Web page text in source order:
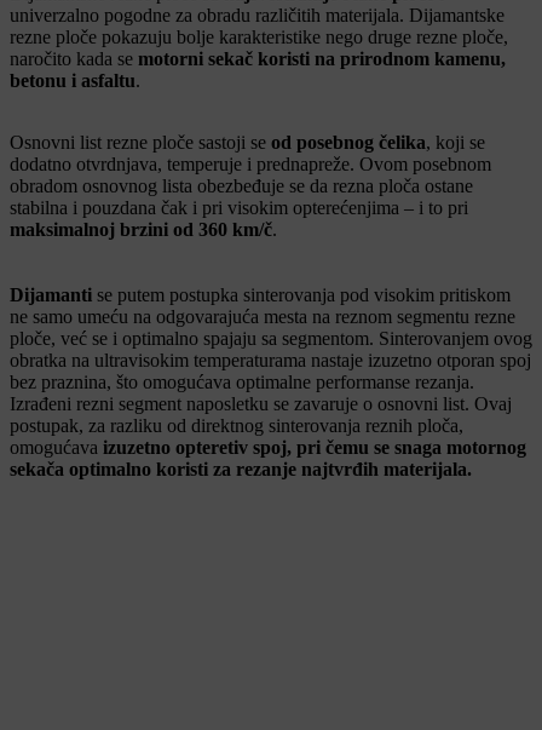
univerzalno pogodne za obradu različitih materijala. Dijamantske
rezne ploče pokazuju bolje karakteristike nego druge rezne ploče,
naročito kada se motorni sekač koristi na prirodnom kamenu,
betonu i asfaltu.
Osnovni list rezne ploče sastoji se od posebnog čelika, koji se
dodatno otvrdnjava, temperuje i prednapreže. Ovom posebnom
obradom osnovnog lista obezbeđuje se da rezna ploča ostane
stabilna i pouzdana čak i pri visokim opterećenjima – i to pri
maksimalnoj brzini od 360 km/č.
Dijamanti se putem postupka sinterovanja pod visokim pritiskom
ne samo umeću na odgovarajuća mesta na reznom segmentu rezne
ploče, već se i optimalno spajaju sa segmentom. Sinterovanjem ovog
obratka na ultravisokim temperaturama nastaje izuzetno otporan spoj
bez praznina, što omogućava optimalne performanse rezanja.
Izrađeni rezni segment naposletku se zavaruje o osnovni list. Ovaj
postupak, za razliku od direktnog sinterovanja reznih ploča,
omogućava izuzetno opteretiv spoj, pri čemu se snaga motornog
sekača optimalno koristi za rezanje najtvrđih materijala.